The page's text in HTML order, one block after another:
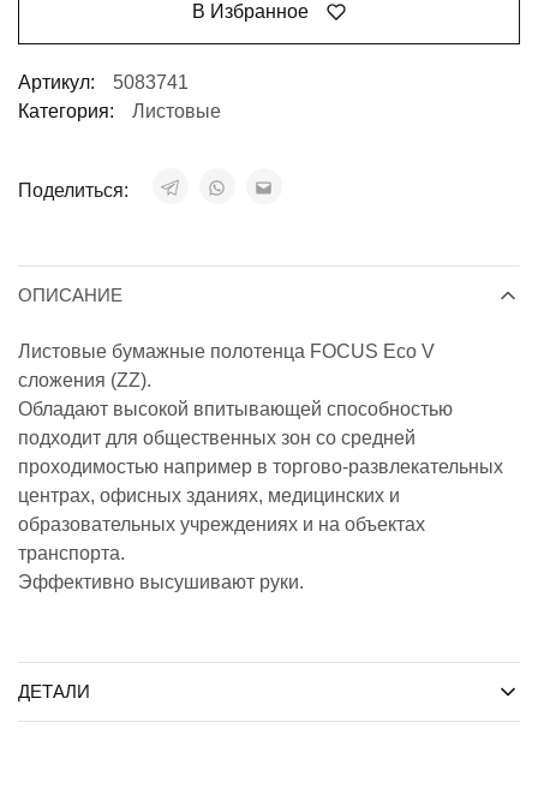
В Избранное
Артикул:
5083741
Категория:
Листовые
Поделиться:
ОПИСАНИЕ
Листовые бумажные полотенца FOCUS Eco V
сложения (ZZ).
Обладают высокой впитывающей способностью
подходит для общественных зон со средней
проходимостью например в торгово-развлекательных
центрах, офисных зданиях, медицинских и
образовательных учреждениях и на объектах
транспорта.
Эффективно высушивают руки.
ДЕТАЛИ